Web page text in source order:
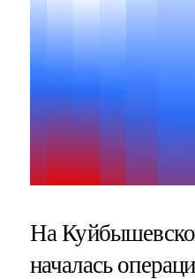
На
началась